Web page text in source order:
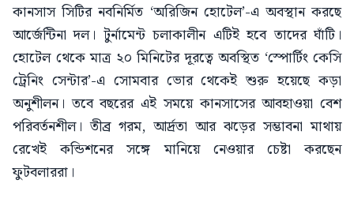
কানসাস সিটির নবনির্মিত ‘অরিজিন হোটেল’-এ অবস্থান করছে
আর্জেন্টিনা দল। টুর্নামেন্ট চলাকালীন এটিই হবে তাদের ঘাঁটি।
হোটেল থেকে মাত্র ২০ মিনিটের দূরত্বে অবস্থিত ‘স্পোর্টিং কেসি
ট্রেনিং সেন্টার’-এ সোমবার ভোর থেকেই শুরু হয়েছে কড়া
অনুশীলন। তবে বছরের এই সময়ে কানসাসের আবহাওয়া বেশ
পরিবর্তনশীল। তীব্র গরম, আর্দ্রতা আর ঝড়ের সম্ভাবনা মাথায়
রেখেই কন্ডিশনের সঙ্গে মানিয়ে নেওয়ার চেষ্টা করছেন
ফুটবলাররা।